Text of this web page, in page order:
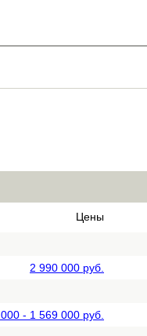
Цены
2 990 000 руб.
- 1 569 000 руб.